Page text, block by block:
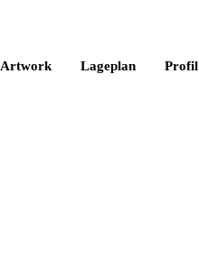
Artwork Lageplan Profil